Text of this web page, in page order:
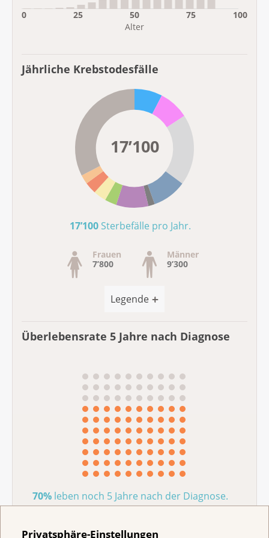
Privatsphäre-Einstellungen
Alter
0 25 50 75 100
Jährliche Krebstodesfälle
17’100Sterbefälle pro Jahr.
Frauen
7’800
Männer
9’300
Legende
Überlebensrate 5 Jahre nach Diagnose
70%leben noch 5 Jahre nach der Diagnose.